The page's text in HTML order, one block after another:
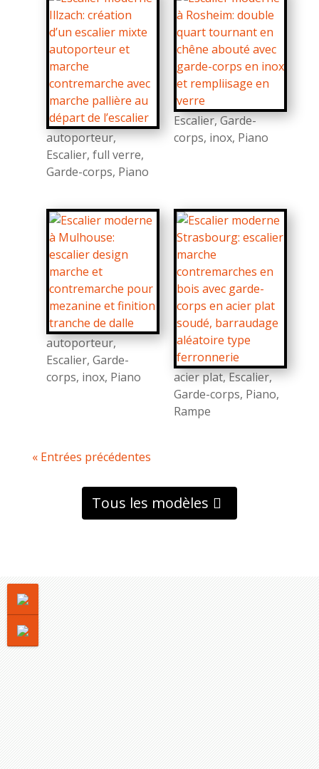
autoporteur,
Escalier, full verre,
Garde-corps, Piano
Escalier,Garde-
corps, inox, Piano
autoporteur,
Escalier, Garde-
corps, inox, Piano acier plat,Escalier,
Garde-corps, Piano,
Rampe
« Entrées précédentes
Tous les modèles